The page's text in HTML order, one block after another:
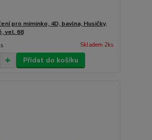
pro miminko, 4D, bavlna, Husičky,
vel. 68
Skladem 2ks
Přidat do košíku